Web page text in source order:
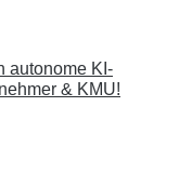
autonome KI-
& KMU!